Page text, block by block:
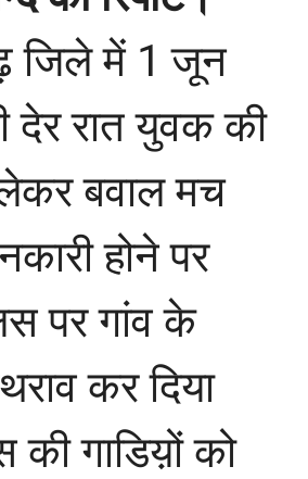
जिले में 1 जून
देर रात युवक की
बवाल मच
होने पर
पर गांव के
कर दिया
गाडिय़ों को